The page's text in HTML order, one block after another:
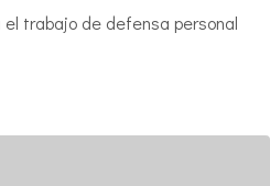
trabajo de defensa personal